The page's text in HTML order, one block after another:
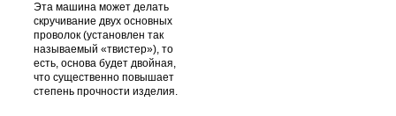
Эта машина может делать
скручивание двух основных
проволок (установлен так
называемый «твистер»), то
есть, основа будет двойная,
что существенно повышает
степень прочности изделия.